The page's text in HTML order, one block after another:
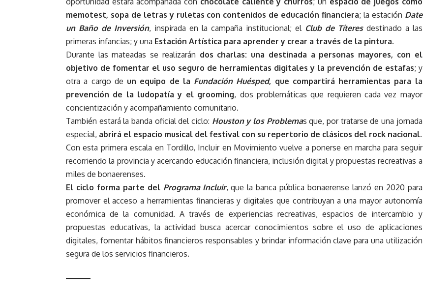
memotest, sopa de letras y ruletas con contenidos de educación financiera; la estación Date
un Baño de Inversión, inspirada en la campaña institucional; el Club de Títeresdestinado a las
primeras infancias; y una Estación Artística para aprender y crear a través de la pintura.
Durante las mateadas se realizarán dos charlas: una destinada a personas mayores, con el
objetivo de fomentar el uso seguro de herramientas digitales y la prevención de estafas; y
otra a cargo de un equipo de la Fundación Huésped, que compartirá herramientas para la
prevención de la ludopatía y el grooming, dos problemáticas que requieren cada vez mayor
concientización y acompañamiento comunitario.
También estará la banda oficial del ciclo: Houston y los Problemas que, por tratarse de una jornada
especial, abrirá el espacio musical del festival con su repertorio de clásicos del rock nacional.
Con esta primera escala en Tordillo, Incluir en Movimiento vuelve a ponerse en marcha para seguir
recorriendo la provincia y acercando educación financiera, inclusión digital y propuestas recreativas a
miles de bonaerenses.
El ciclo forma parte del Programa Incluir, que la banca pública bonaerense lanzó en 2020 para
promover el acceso a herramientas financieras y digitales que contribuyan a una mayor autonomía
económica de la comunidad. A través de experiencias recreativas, espacios de intercambio y
propuestas educativas, la actividad busca acercar conocimientos sobre el uso de aplicaciones
digitales, fomentar hábitos financieros responsables y brindar información clave para una utilización
segura de los servicios financieros.